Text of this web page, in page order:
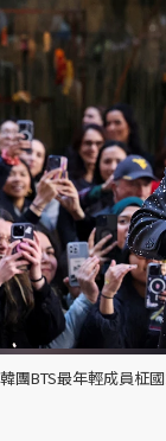
韓團BTS最年輕成員柾